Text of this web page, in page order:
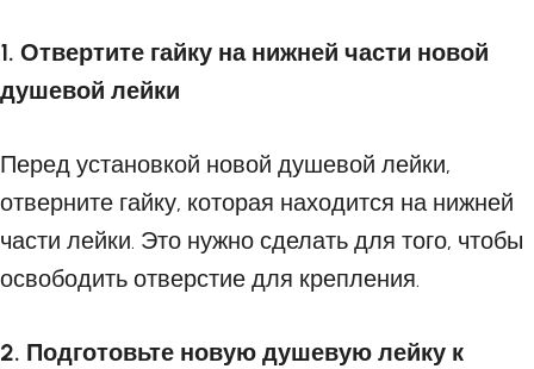
1. Отвертите гайку на нижней части новой
душевой лейки
Перед установкой новой душевой лейки,
отверните гайку, которая находится на нижней
части лейки. Это нужно сделать для того, чтобы
освободить отверстие для крепления.
2. Подготовьте новую душевую лейку к